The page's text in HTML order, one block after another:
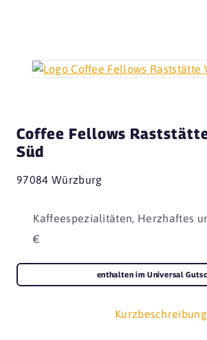
Coffee Fellows
Süd
97084 Würzburg
Kaffeespezialitäten, Herzhaftes
€
Kurzbeschreibung
enthalten im Universal